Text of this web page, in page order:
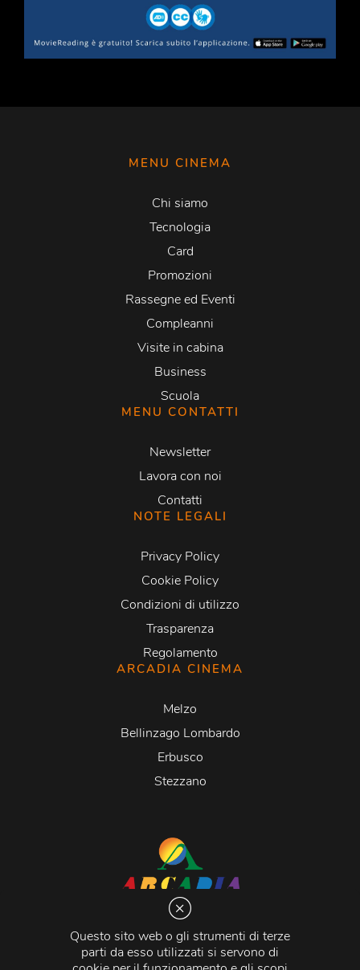
Questo sito web o gli strumenti di terze
parti da esso utilizzati si servono di
MENU CINEMA
Chi siamo
Tecnologia
Card
Promozioni
Rassegne ed Eventi
Compleanni
Visite in cabina
Business
Scuola
MENU CONTATTI
Newsletter
Lavora con noi
Contatti
NOTE LEGALI
Privacy Policy
Cookie Policy
Condizioni di utilizzo
Trasparenza
Regolamento
ARCADIA CINEMA
Melzo
Bellinzago Lombardo
Erbusco
Stezzano
Via Martiri della Libertà 20066 Melzo (MI)
C.C.I.A.A. - R.E.A di Milano n. 1427910
Registro delle Imprese di Milano n. 338392 -